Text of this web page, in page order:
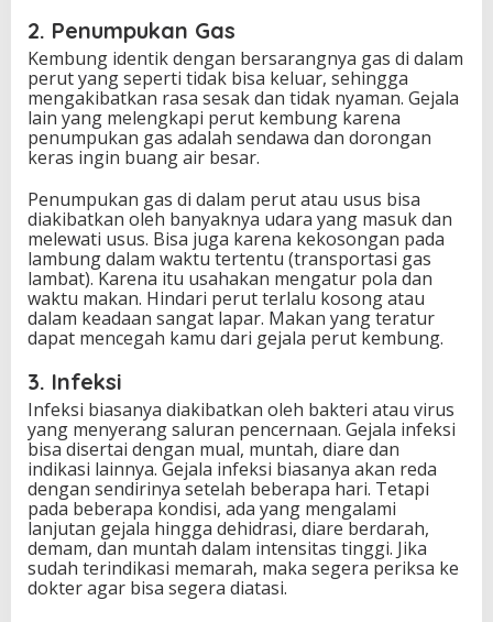
2. Penumpukan Gas
Kembung identik dengan bersarangnya gas di dalam
perut yang seperti tidak bisa keluar, sehingga
mengakibatkan rasa sesak dan tidak nyaman. Gejala
lain yang melengkapi perut kembung karena
penumpukan gas adalah sendawa dan dorongan
keras ingin buang air besar.
Penumpukan gas di dalam perut atau usus bisa
diakibatkan oleh banyaknya udara yang masuk dan
melewati usus. Bisa juga karena kekosongan pada
lambung dalam waktu tertentu (transportasi gas
lambat). Karena itu usahakan mengatur pola dan
waktu makan. Hindari perut terlalu kosong atau
dalam keadaan sangat lapar. Makan yang teratur
dapat mencegah kamu dari gejala perut kembung.
3. Infeksi
Infeksi biasanya diakibatkan oleh bakteri atau virus
yang menyerang saluran pencernaan. Gejala infeksi
bisa disertai dengan mual, muntah, diare dan
indikasi lainnya. Gejala infeksi biasanya akan reda
dengan sendirinya setelah beberapa hari. Tetapi
pada beberapa kondisi, ada yang mengalami
lanjutan gejala hingga dehidrasi, diare berdarah,
demam, dan muntah dalam intensitas tinggi. Jika
sudah terindikasi memarah, maka segera periksa ke
dokter agar bisa segera diatasi.